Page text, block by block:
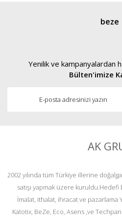
beze
Yenilik ve kampanyalardan
Bülten'imize
AK
2002 yılında tüm Türkiye illerine
satışı yapmak üzere
İmalat, ithalat, ihracat ve pazarlama
Katotix, BeZe, Eco, Asens ,ve